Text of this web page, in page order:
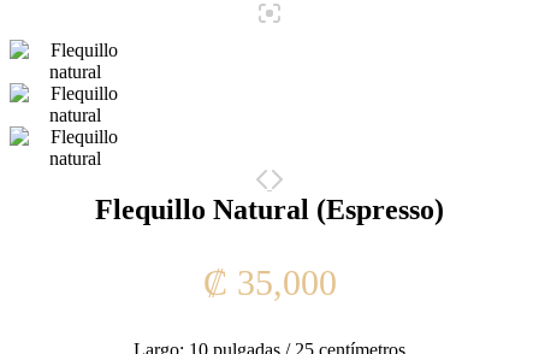
Flequillo Natural (Espresso)
₡ 35,000
Largo: 10 pulgadas / 25 centímetros